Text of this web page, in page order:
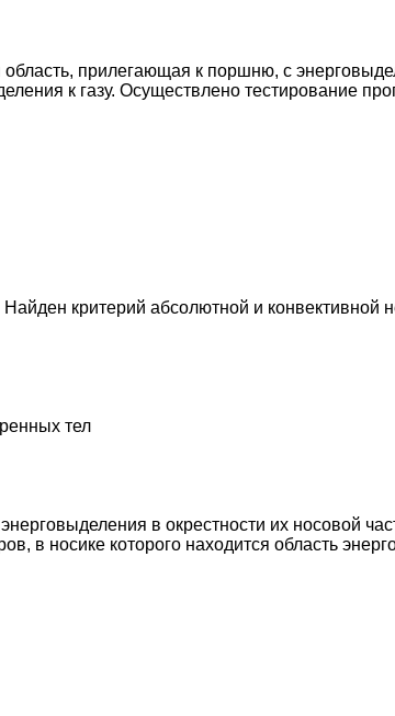
прилегающая к поршню, с
к газу. Осуществлено тестирование
критерий абсолютной и конвективной
тел
в окрестности их носовой
в носике которого находится область